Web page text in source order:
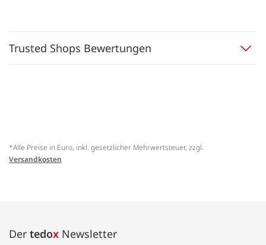
Trusted Shops Bewertungen
*Alle Preise in Euro, inkl. gesetzlicher Mehrwertsteuer, zzgl.
Versandkosten
Der tedox Newsletter